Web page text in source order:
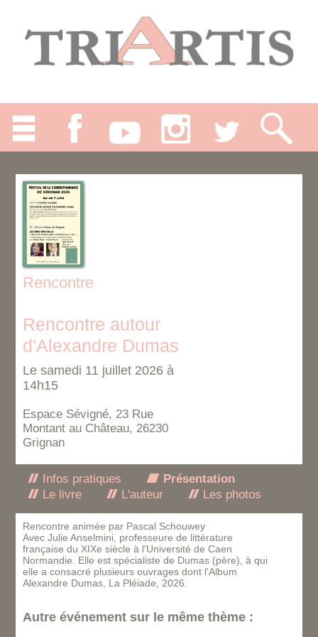
Rencontre
Rencontre autour
d'Alexandre Dumas
Le samedi 11 juillet 2026 à
14h15
Espace Sévigné, 23 Rue
Montant au Château, 26230
Grignan
Infos pratiques
Présentation
Le livre
L'auteur Les photos
Rencontre animée par Pascal Schouwey
Avec Julie Anselmini, professeure de littérature
française du XIXe siècle à l'Université de Caen
Normandie. Elle est spécialiste de Dumas (père), à qui
elle a consacré plusieurs ouvrages dont l'Album
Alexandre Dumas, La Pléiade, 2026.
Autre événement sur le même thème :